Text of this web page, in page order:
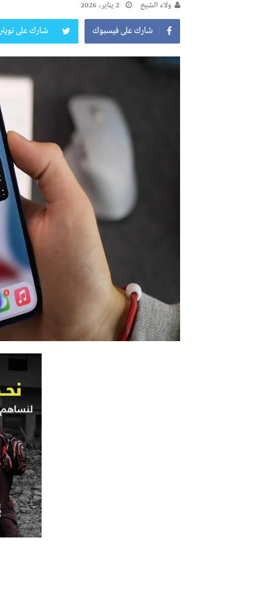
ولاء الشيخ 2 يناير، 2026
شارك على فيسبوك شارك على تويتر